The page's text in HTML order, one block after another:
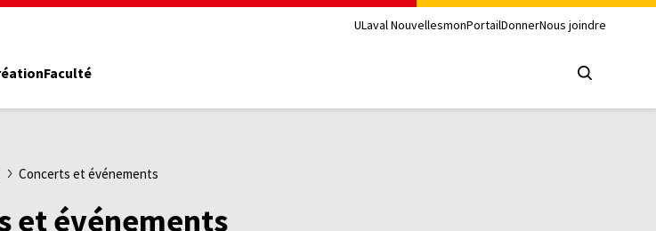
ULaval NouvellesmonPortailDonnerNous joindre
Faculté
Concerts et événements
et événements